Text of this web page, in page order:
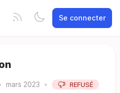
Se connecter
mars 2023 • REFUSÉ